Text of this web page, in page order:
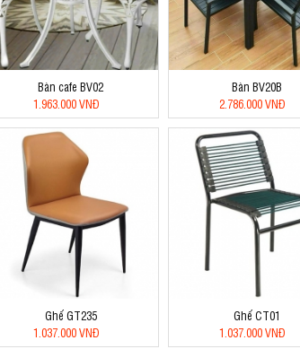
Bàn cafe BV02
1.963.000 VNĐ
Bàn BV20B
2.786.000 VNĐ
Ghế GT235
1.037.000 VNĐ
Ghế CT01
1.037.000 VNĐ